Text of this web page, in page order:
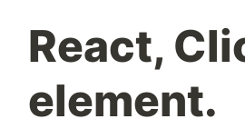
React,
element.